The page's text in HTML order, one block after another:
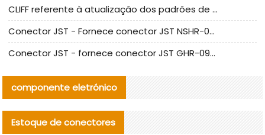
CLIFF referente à atualização dos padrões de teste de conectores nacionais
Conector JST - Fornece conector JST NSHR-02V-S original | substituto
Conector JST - fornece conector JST GHR-09V-S autêntico | substituto
componente eletrónico
Estoque de conectores